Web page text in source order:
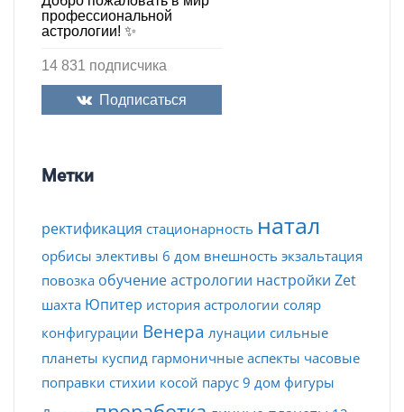
профессиональной
астрологии! ✨
14 831 подписчика
Подписаться
Метки
ректификация стационарность натал
орбисы элективы 6 дом внешность экзальтация
повозка обучение астрологии настройки Zet
шахта Юпитер история астрологии соляр
конфигурации Венера лунации сильные
планеты куспид гармоничные аспекты часовые
поправки стихии косой парус 9 дом фигуры